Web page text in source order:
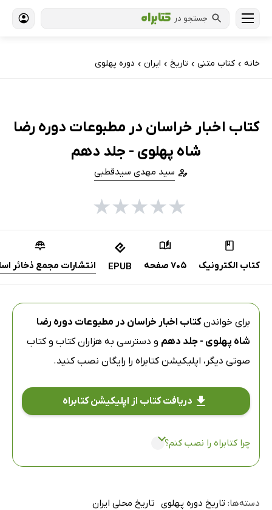
جستجو در
خانه › کتاب‌ متنی › تاریخ › ایران › دوره پهلوی
کتاب اخبار خراسان در مطبوعات دوره رضا
شاه پهلوی - جلد دهم
سید مهدی سیدقطبی
★
★
★
★
★
کتاب الکترونیک 705 صفحه EPUB انتشارات مجمع ذخائر
برای خواندنکتاب اخبار خراسان در مطبوعات دوره رضا
شاه پهلوی - جلد دهم و دسترسی به هزاران کتاب و کتاب
صوتی دیگر، اپلیکیشن کتابراه را رایگان نصب کنید.
دریافت کتاب از اپلیکیشن کتابراه
چرا کتابراه را نصب کنم؟
دسته‌ها: تاریخ دوره پهلوی تاریخ محلی ایران